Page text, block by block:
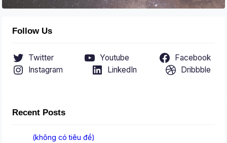
Follow Us
Twitter Youtube
Facebook
Instagram
LinkedIn Dribbble
Recent Posts
(không có tiêu đề)